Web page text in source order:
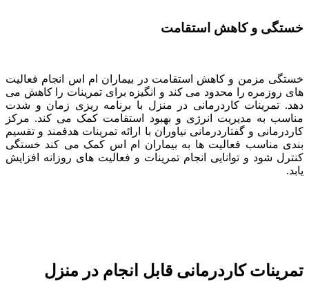
خستگی و کاهش استقامت
خستگی مزمن و کاهش استقامت در بیماران ام اس انجام فعالیت
های روزمره را محدود می کند و انگیزه برای تمرینات را کاهش می
دهد. تمرینات کاردرمانی در منزل با برنامه ریزی زمان و شدت
مناسب به مدیریت انرژی و بهبود استقامت کمک می کند. مرکز
کاردرمانی و گفتاردرمانی نیاوران با ارائه تمرینات هدفمند و تقسیم
بندی مناسب فعالیت ها به بیماران ام اس کمک می کند خستگی
کنترل شود و توانایی انجام تمرینات و فعالیت های روزانه افزایش
یابد.
تمرینات کاردرمانی قابل انجام در منزل